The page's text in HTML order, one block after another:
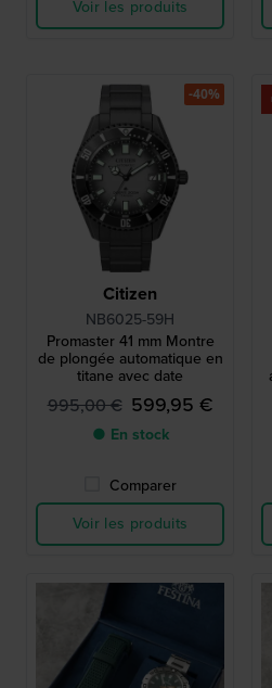
Voir les produits
Citizen
NB6025-59H
Promaster 41 mm Montre
de plongée automatique en
titane avec date
995,00 € 599,95 €
● En stock
Comparer
Voir les produits
-40%